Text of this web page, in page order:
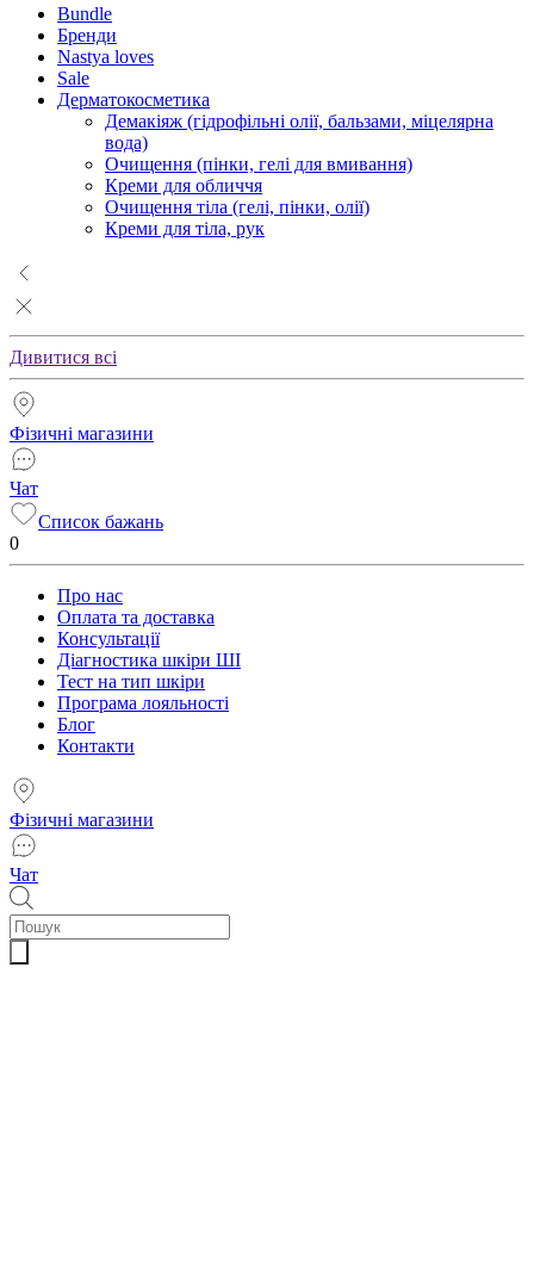
Bundle
Бренди
Nastya loves
Sale
Дерматокосметика
Демакіяж (гідрофільні олії, бальзами, міцелярна
вода)
Очищення (пінки, гелі для вмивання)
Креми для обличчя
Очищення тіла (гелі, пінки, олії)
Креми для тіла, рук
Дивитися всі
Фізичні магазини
Чат
Список бажань
0
Про нас
Оплата та доставка
Консультації
Діагностика шкіри ШІ
Тест на тип шкіри
Програма лояльності
Блог
Контакти
Фізичні магазини
Чат
Пошук
товарів